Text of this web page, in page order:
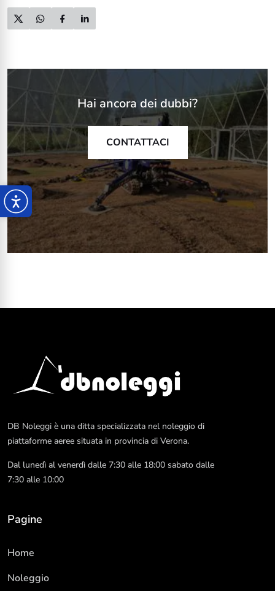
Hai ancora dei dubbi?
CONTATTACI
DB Noleggi è una ditta specializzata nel noleggio di
piattaforme aeree situata in provincia di Verona.
Dal lunedì al venerdì dalle 7:30 alle 18:00 sabato dalle
7:30 alle 10:00
Pagine
Home
Noleggio